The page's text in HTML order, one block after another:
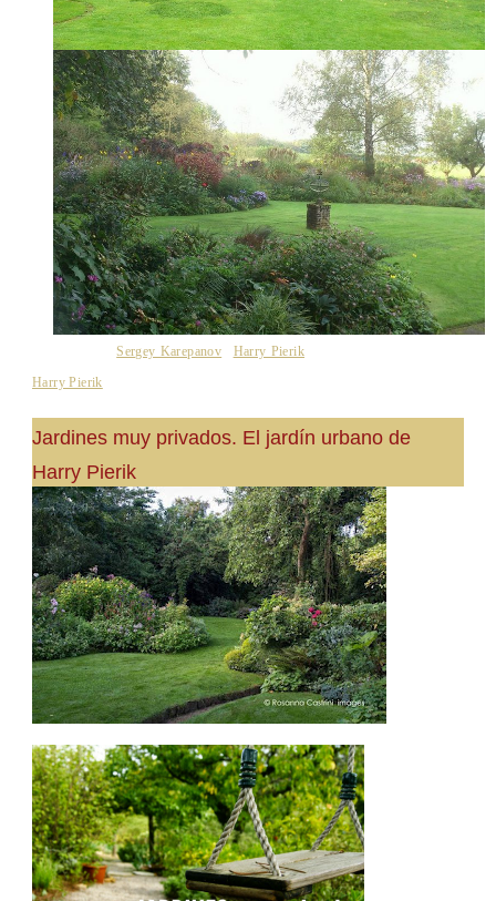
Fotos cortesíaSergey Karepanov Harry Pierik
Harry Pierik
Jardines muy privados. El jardín urbano de
Harry Pierik